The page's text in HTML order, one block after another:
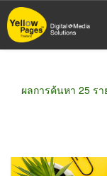
ข้าม
ไป
ผลการค้นหา 25 ร